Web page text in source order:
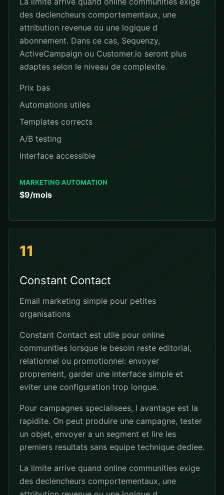
des declencheurs comportementaux, une
attribution revenue ou une logique d
abonnement. Dans ce cas, Sequenzy,
ActiveCampaign ou Customer.io seront plus
adaptes selon le niveau de complexite.
Prix bas
Automations utiles
Templates corrects
A/B testing
Interface accessible
MARKETING AUTOMATION
$9/mois
11
Constant Contact
Email marketing simple pour petites
organisations
Constant Contact est utile pour online
communities lorsque le besoin reste editorial,
relationnel ou promotionnel: envoyer
proprement, garder une interface simple et
eviter une configuration trop longue.
Pour campagnes specialisees, l avantage est la
rapidite. On peut produire une campagne, tester
un objet, envoyer a un segment et lire les
premiers resultats sans equipe technique dediee.
La limite arrive quand online communities exige
des declencheurs comportementaux, une